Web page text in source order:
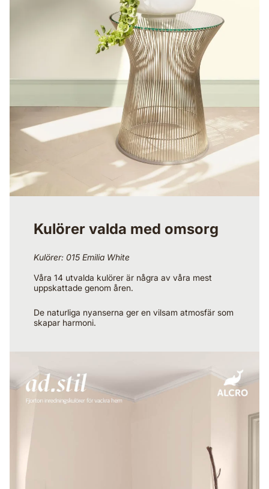
Kulörer valda med omsorg
Kulörer: 015 Emilia White
Våra 14 utvalda kulörer är några av våra mest
uppskattade genom åren.
De naturliga nyanserna ger en vilsam atmosfär som
skapar harmoni.